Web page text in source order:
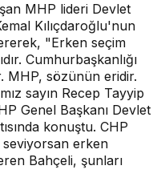
MHP lideri Devlet
Kılıçdaroğlu'nun
"Erken seçim
Cumhurbaşkanlığı
MHP, sözünün eridir.
sayın Recep Tayyip
Genel Başkanı Devlet
konuştu. CHP
seviyorsan erken
Bahçeli, şunları